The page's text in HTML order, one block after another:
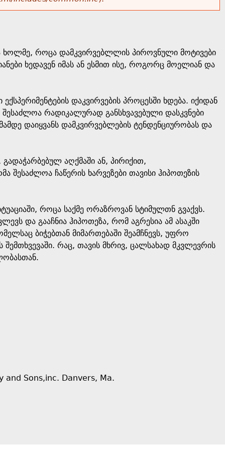
ხოლმე, როცა დამკვირვებლლის პიროვნული მოტივები
ხედავენ იმას ან ესმით ისე, როგორც მოელიან და
დაკვირვების პროცესში ხდება. იქიდან
რადიკალურად განსხვავებული დასკვნები
დაიყვანს დამკვირვებლების ტენდენციურობას და
აღქმაში ან, პირიქით,
შესაძლოა ჩაწერის ხარვეზები თავისი ჰიპოთეზის
როცა საქმე ორაზროვან სტიმულთნ გვაქვს.
და გააჩნია ჰიპოთეზა, რომ აგრესია ამ ასაკში
ბიჭებთან მიმართებაში შეამჩნევს, უფრო
რაც, თავის მხრივ, ცალსახად მკვლევრის
and Sons,inc. Danvers, Ma.